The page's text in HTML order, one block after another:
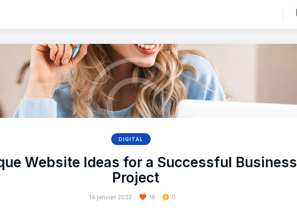
DIGITAL
Website Ideas for a Successful Business
Project
14 janvier 2022 16 0